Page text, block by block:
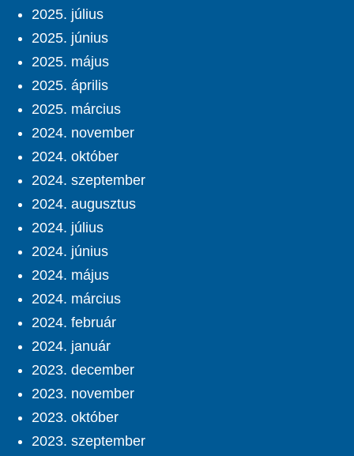
2025. július
2025. június
2025. május
2025. április
2025. március
2024. november
2024. október
2024. szeptember
2024. augusztus
2024. július
2024. június
2024. május
2024. március
2024. február
2024. január
2023. december
2023. november
2023. október
2023. szeptember